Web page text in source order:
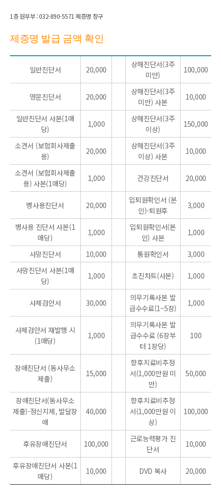
1층 원무부 : 032-890-5571 제증명 창구
제증명 발급 금액 확인
일반진단서 20,000
상해진단서(3주
미만)
100,000
영문진단서 20,000
상해진단서(3주
미만) 사본
10,000
일반진단서 사본(1매
당)
1,000
상해진단서(3주
이상)
150,000
소견서 (보험회사제출
용)
20,000
상해진단서(3주
이상) 사본
10,000
소견서 (보험회사제출
용) 사본(1매당)
1,000 건강진단서 20,000
병사용진단서 20,000
입퇴원확인서 (본
인)-퇴원후
3,000
병사용 진단서 사본(1
매당)
1,000
입퇴원확인서(본
인) 사본
1,000
사망진단서 10,000 통원확인서
3,000
사망진단서 사본(1매
당)
1,000 초진차트(사본) 1,000
사체검안서 30,000
의무기록사본 발
급수수료(1~5장)
1,000
사체검안서 재발행 시
(1매당)
1,000
의무기록사본 발
급수수료 (6장부
터 1장당)
100
장애진단서 (동사무소
제출)
15,000
향후치료비추정
서(1,000만원 미
만)
50,000
장애진단서(동사무소
제출)-정신지체, 발달장
애
40,000
향후치료비추정
서(1,000만원 이
상)
100,000
후유장애진단서 100,000
근로능력평가 진
단서
10,000
후유장애진단서 사본(1
매당)
10,000 DVD 복사 20,000